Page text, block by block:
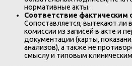
нормативные акты.
Соответствие фактическим
Сопоставляется, вытекают ли
комиссии из записей в акте и
документации (карты,
анализов), а также не
смыслу и типовым